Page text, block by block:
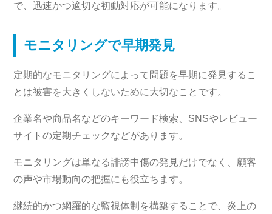
で、迅速かつ適切な初動対応が可能になります。
モニタリングで早期発見
定期的なモニタリングによって問題を早期に発見するこ
とは被害を大きくしないために大切なことです。
企業名や商品名などのキーワード検索、SNSやレビュー
サイトの定期チェックなどがあります。
モニタリングは単なる誹謗中傷の発見だけでなく、顧客
の声や市場動向の把握にも役立ちます。
継続的かつ網羅的な監視体制を構築することで、炎上の